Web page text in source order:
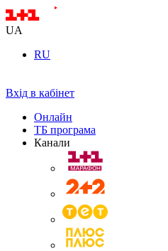
UA
RU
Вхід в кабінет
Онлайн
ТБ програма
Канали